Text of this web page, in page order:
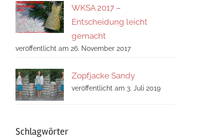
WKSA 2017 –
Entscheidung leicht
gemacht
veröffentlicht am 26. November 2017
Zopfjacke Sandy
veröffentlicht am 3. Juli 2019
Schlagwörter